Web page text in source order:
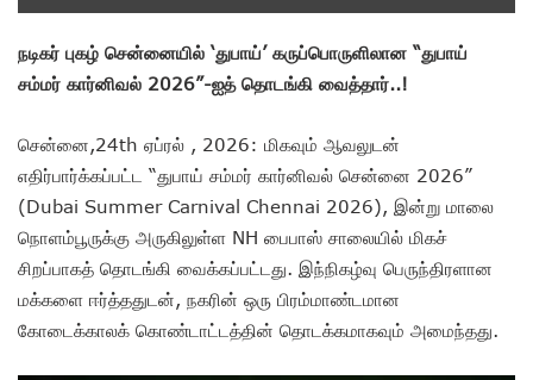
நடிகர் புகழ் சென்னையில் ‘துபாய்’ கருப்பொருளிலான “துபாய்
சம்மர் கார்னிவல் 2026”-ஐத் தொடங்கி வைத்தார்..!
சென்னை,24th ஏப்ரல் , 2026: மிகவும் ஆவலுடன்
எதிர்பார்க்கப்பட்ட “துபாய் சம்மர் கார்னிவல் சென்னை 2026”
(Dubai Summer Carnival Chennai 2026), இன்று மாலை
நொளம்பூருக்கு அருகிலுள்ள NH பைபாஸ் சாலையில் மிகச்
சிறப்பாகத் தொடங்கி வைக்கப்பட்டது. இந்நிகழ்வு பெருந்திரளான
மக்களை ஈர்த்ததுடன், நகரின் ஒரு பிரம்மாண்டமான
கோடைக்காலக் கொண்டாட்டத்தின் தொடக்கமாகவும் அமைந்தது.